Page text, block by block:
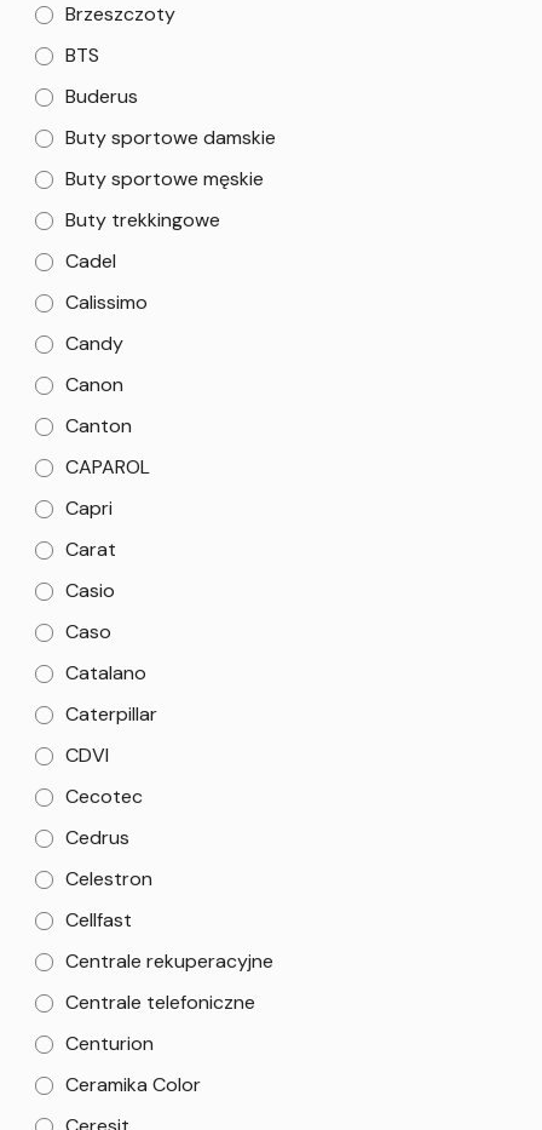
Brzeszczoty
BTS
Buderus
Buty sportowe damskie
Buty sportowe męskie
Buty trekkingowe
Cadel
Calissimo
Candy
Canon
Canton
CAPAROL
Capri
Carat
Casio
Caso
Catalano
Caterpillar
CDVI
Cecotec
Cedrus
Celestron
Cellfast
Centrale rekuperacyjne
Centrale telefoniczne
Centurion
Ceramika Color